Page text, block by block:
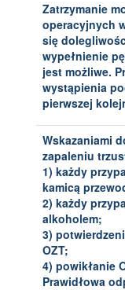
Zatrzymanie
operacyjnych
się
wypełnienie
jest możliwe.
wystąpienia
pierwszej
Wskazaniami
zapaleniu
1) każdy
kamicą
2) każdy
alkoholem;
3)
OZT;
4) powikłanie
Prawidłowa